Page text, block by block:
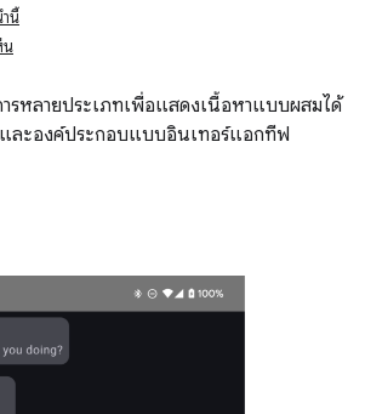
นี้
น
ารหลายประเภทเพื่อแสดงเนื้อหาแบบผสมได้
และองค์ประกอบแบบอินเทอร์แอกทีฟ